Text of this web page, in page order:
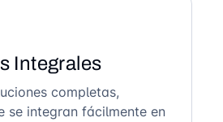
Integrales
completas,
se integran fácilmente en